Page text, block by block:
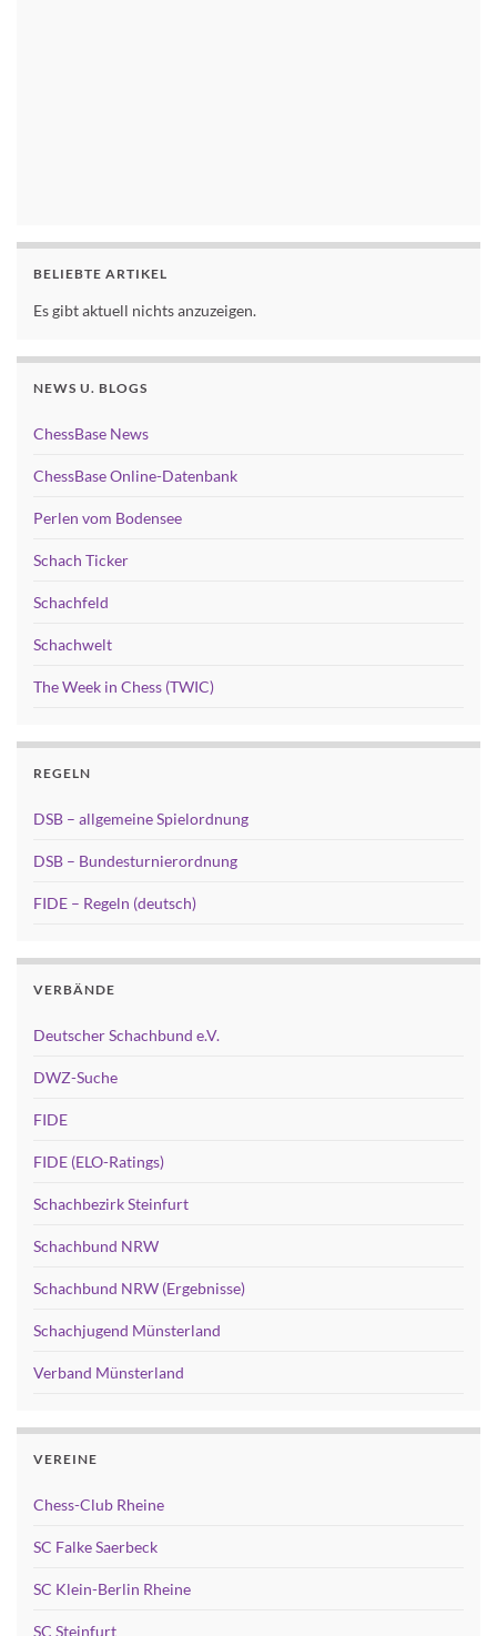
BELIEBTE ARTIKEL
Es gibt aktuell nichts anzuzeigen.
NEWS U. BLOGS
ChessBase News
ChessBase Online-Datenbank
Perlen vom Bodensee
Schach Ticker
Schachfeld
Schachwelt
The Week in Chess (TWIC)
REGELN
DSB – allgemeine Spielordnung
DSB – Bundesturnierordnung
FIDE – Regeln (deutsch)
VERBÄNDE
Deutscher Schachbund e.V.
DWZ-Suche
FIDE
FIDE (ELO-Ratings)
Schachbezirk Steinfurt
Schachbund NRW
Schachbund NRW (Ergebnisse)
Schachjugend Münsterland
Verband Münsterland
VEREINE
Chess-Club Rheine
SC Falke Saerbeck
SC Klein-Berlin Rheine
SC Steinfurt